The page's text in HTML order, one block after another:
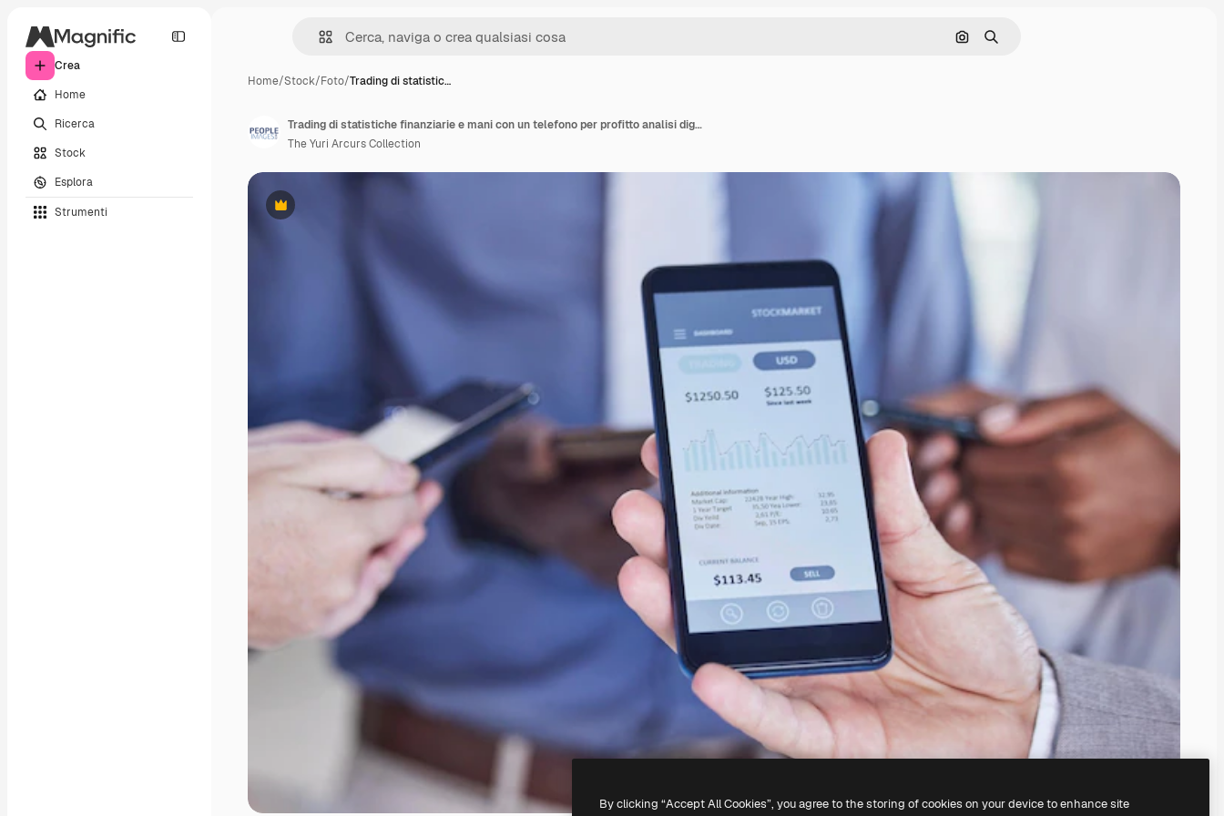
Crea
Home
Ricerca
Stock
Esplora
Strumenti
Cerca per immagine
Ricerca
Home/Stock/Foto/Trading di statistic…
Premium
Trading di statistiche finanziarie e mani con un telefono per profitto analisi digitale e denaro dal business Schermata del mercato dei pagamenti che mostra la crescita e la ricchezza dei progressi degli investimenti su un'app mobile con l'uomo
The Yuri Arcurs Collection
By clicking “Accept All Cookies”, you agree to the storing of cookies on your device to enhance site